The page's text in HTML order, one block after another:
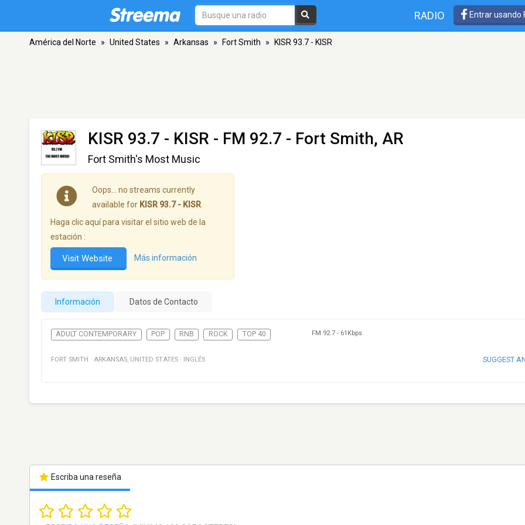
RADIO Entrar usando
América del Norte » United States » Arkansas » Fort Smith » KISR 93.7 - KISR
KISR 93.7 - KISR - FM 92.7 - Fort Smith, AR
Fort Smith's Most Music
Oops… no streams currently
available for KISR 93.7 - KISR
Haga clic aquí para visitar el sitio web de la
estación :
Visit Website Más información
Información Datos de Contacto
ADULT CONTEMPORARY POP RNB ROCK TOP 40 FM 92.7 - 61Kbps
FORT SMITH · ARKANSAS, UNITED STATES · INGLÉS SUGGEST
Escriba una reseña